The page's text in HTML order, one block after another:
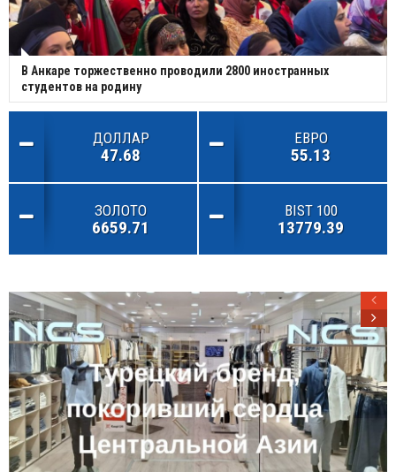
В Анкаре торжественно проводили 2800 иностранных
студентов на родину
ДОЛЛАР
47.68
ЕВРО
55.13
ЗОЛОТО
6659.71
BIST 100
13779.39